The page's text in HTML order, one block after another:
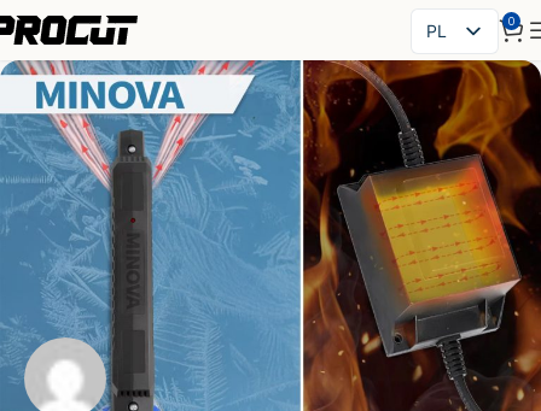
PL
EN
SK
CS
HU
FR
ES
IT
UK
RO
DE
0